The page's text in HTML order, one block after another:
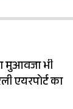
मुआवजा भी
एयरपोर्ट का